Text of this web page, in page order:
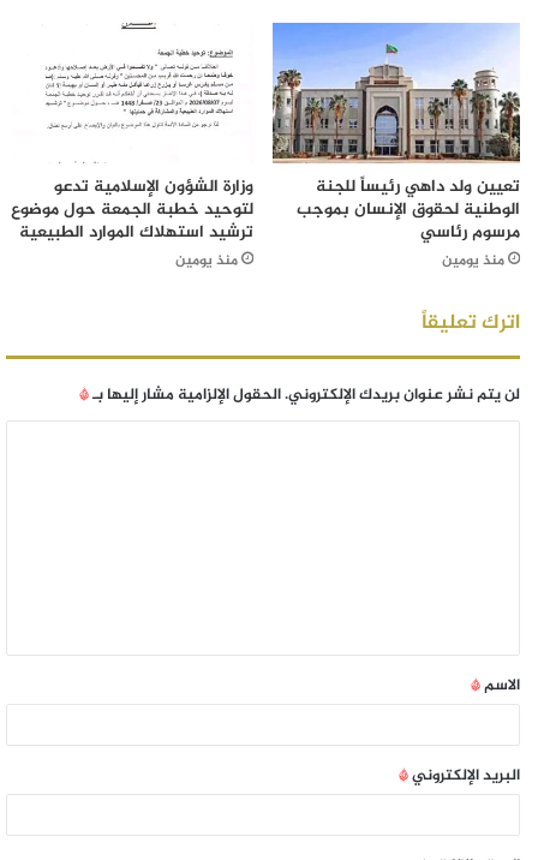
تعيين ولد داهي رئيساً للجنة
الوطنية لحقوق الإنسان بموجب
مرسوم رئاسي
منذ يومين
وزارة الشؤون الإسلامية تدعو
لتوحيد خطبة الجمعة حول موضوع
ترشيد استهلاك الموارد الطبيعية
منذ يومين
اترك تعليقاً
لن يتم نشر عنوان بريدك الإلكتروني.الحقول الإلزامية مشار إليها بـ*
الاسم*
البريد الإلكتروني*